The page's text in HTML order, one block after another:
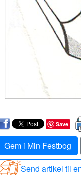
Save
Gem i Min Festbog
Send artikel til